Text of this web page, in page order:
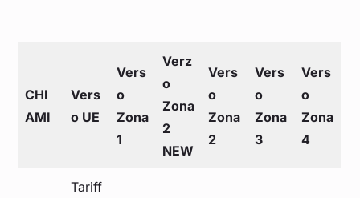
CHI
AMI
Vers
o UE
Vers
o
Zona
1
Verz
o
Zona
2
NEW
Vers
o
Zona
2
Vers
o
Zona
3
Vers
o
Zona
4
Tariff